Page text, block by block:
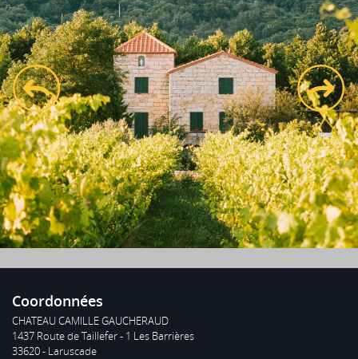
prev next
Voir le site
Coordonnées
CHATEAU CAMILLE GAUCHERAUD
1437 Route de Taillefer - 1 Les Barrières
33620 - Laruscade